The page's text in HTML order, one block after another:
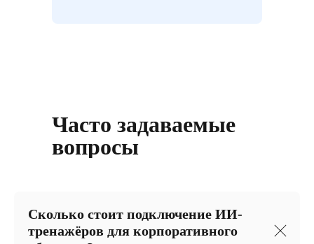
Часто задаваемые
вопросы
Сколько стоит подключение ИИ-
тренажёров для корпоративного